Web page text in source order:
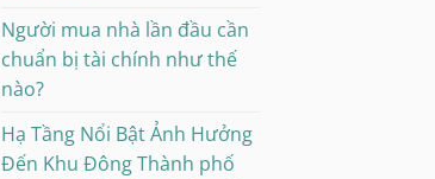
Người mua nhà lần đầu cần
chuẩn bị tài chính như thế
nào?
Hạ Tầng Nổi Bật Ảnh Hưởng
Đến Khu Đông Thành phố